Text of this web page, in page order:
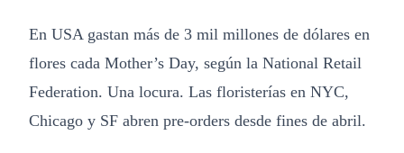
En USA gastan más de 3 mil millones de dólares en
flores cada Mother’s Day, según la National Retail
Federation. Una locura. Las floristerías en NYC,
Chicago y SF abren pre-orders desde fines de abril.